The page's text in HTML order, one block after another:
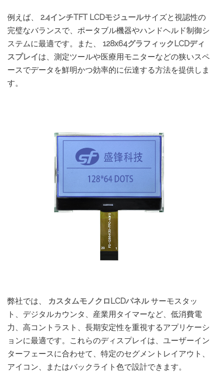
例えば、 2.4インチTFT LCDモジュールサイズと視認性の
完璧なバランスで、ポータブル機器やハンドヘルド制御シ
ステムに最適です。また、 128x64グラフィックLCDディ
スプレイは、測定ツールや医療用モニターなどの狭いスペ
ースでデータを鮮明かつ効率的に伝達する方法を提供しま
す。
弊社では、 カスタムモノクロLCDパネルサーモスタッ
ト、デジタルカウンタ、産業用タイマーなど、低消費電
力、高コントラスト、長期安定性を重視するアプリケーシ
ョンに最適です。これらのディスプレイは、ユーザーイン
ターフェースに合わせて、特定のセグメントレイアウト、
アイコン、またはバックライト色で設計できます。